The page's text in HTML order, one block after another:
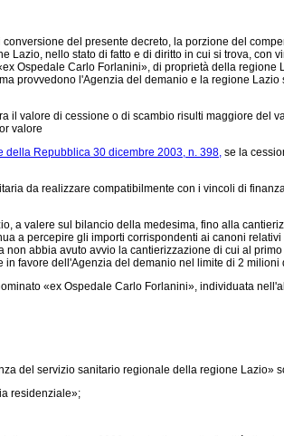
del presente decreto, la porzione del
nello stato di fatto e di diritto in cui si trova, con
Ospedale Carlo Forlanini», di proprietà della regione
provvedono l'Agenzia del demanio e la regione
valore di cessione o di scambio risulti maggiore del
valore
della Repubblica 30 dicembre 2003, n. 398, se la
da realizzare compatibilmente con i vincoli di
a valere sul bilancio della medesima, fino alla
a percepire gli importi corrispondenti ai canoni
abbia avuto avvio la cantierizzazione di cui al
favore dell'Agenzia del demanio nel limite di 2 milioni
«ex Ospedale Carlo Forlanini», individuata
del servizio sanitario regionale della regione Lazio»
residenziale»;